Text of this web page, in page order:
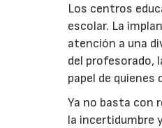
Los centros
escolar. La
atención a una
del profesorado,
papel de
Ya no basta con
la incertidumbre